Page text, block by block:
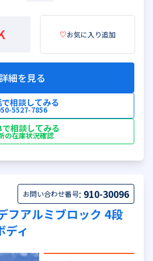
♡お気に入り追加
細を見る
相談してみる
5527-7856
で相談してみる
の在庫状況確認
お問い合わせ番号: 910-30096
フアルミブロック 4段
ディ